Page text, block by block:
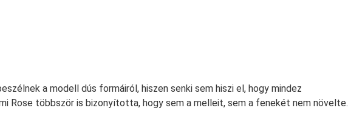
a modell dús formáiról, hiszen senki sem hiszi el, hogy mindez
Rose többször is bizonyította, hogy sem a melleit, sem a fenekét nem növelte.